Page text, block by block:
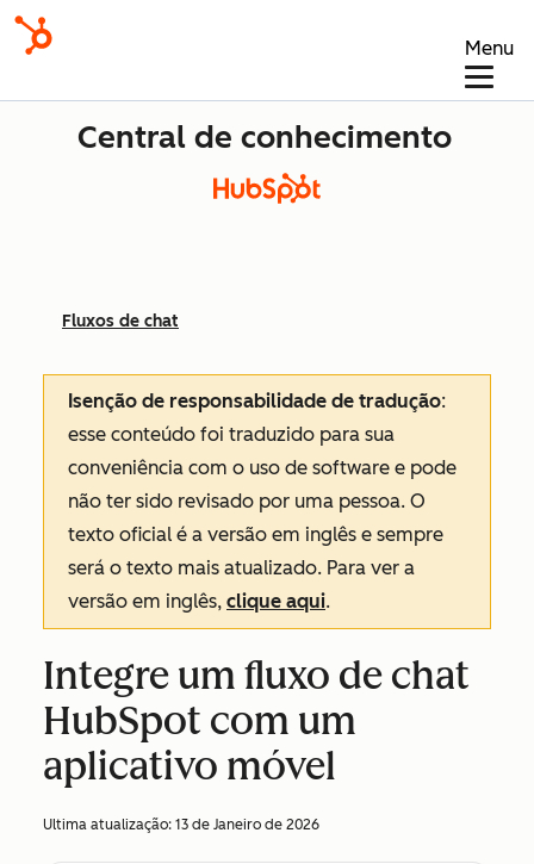
Menu
Central de conhecimento
Fluxos de chat
Isenção de responsabilidade de tradução:
esse conteúdo foi traduzido para sua
conveniência com o uso de software e pode
não ter sido revisado por uma pessoa. O
texto oficial é a versão em inglês e sempre
será o texto mais atualizado. Para ver a
versão em inglês, clique aqui.
Integre um fluxo de chat
HubSpot com um
aplicativo móvel
Ultima atualização: 13 de Janeiro de 2026